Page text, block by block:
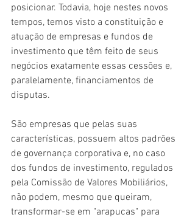
posicionar. Todavia, hoje nestes novos
tempos, temos visto a constituição e
atuação de empresas e fundos de
investimento que têm feito de seus
negócios exatamente essas cessões e,
paralelamente, financiamentos de
disputas.
São empresas que pelas suas
características, possuem altos padrões
de governança corporativa e, no caso
dos fundos de investimento, regulados
pela Comissão de Valores Mobiliários,
não podem, mesmo que queiram,
transformar-se em "arapucas" para